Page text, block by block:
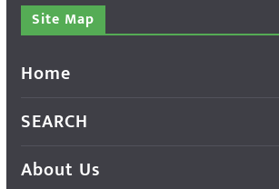
Site Map
Home
SEARCH
About Us